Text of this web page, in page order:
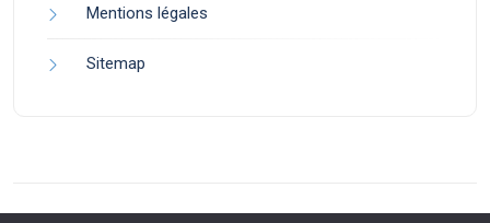
Mentions légales
Sitemap